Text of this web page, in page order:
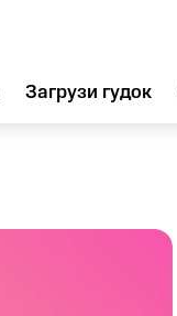
Загрузи гудок